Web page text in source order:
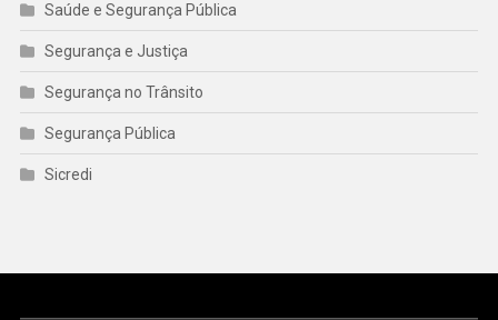
Saúde e Segurança Pública
Segurança e Justiça
Segurança no Trânsito
Segurança Pública
Sicredi